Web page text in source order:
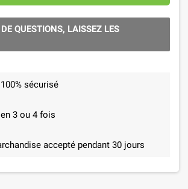
QUESTIONS, LAISSEZ LES
sécurisé
3 ou 4 fois
accepté pendant 30 jours